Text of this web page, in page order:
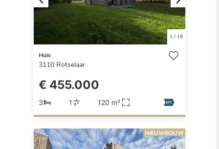
Previous Next
1/ 19
Huis
3110 Rotselaar
€ 455.000
3 1 120 m²
NIEUWBOUW